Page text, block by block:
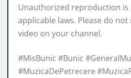
Unauthorized reproduction is
applicable laws. Please do
video on your channel.
#MisBunic #Bunic
#MuzicaDePetrecere